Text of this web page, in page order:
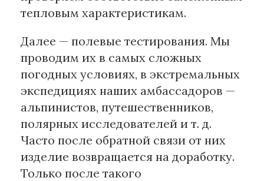
тепловым характеристикам.
Далее — полевые тестирования. Мы
проводим их в самых сложных
погодных условиях, в экстремальных
экспедициях наших амбассадоров —
альпинистов, путешественников,
полярных исследователей и т. д.
Часто после обратной связи от них
изделие возвращается на доработку.
Только после такого